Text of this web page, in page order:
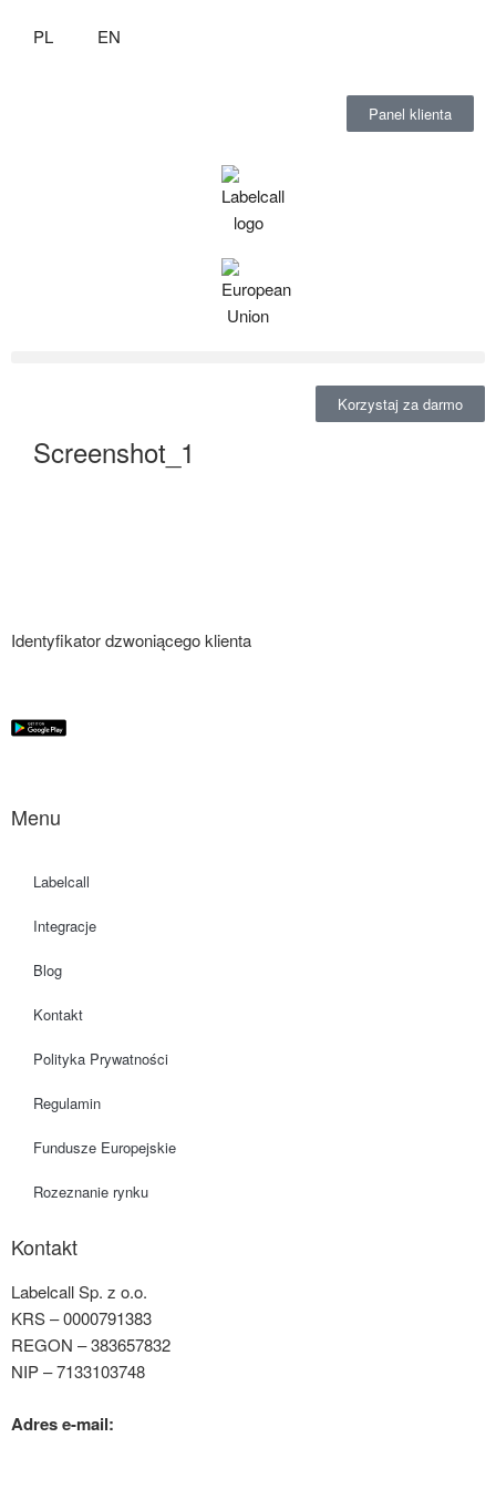
PL EN
Panel klienta
Korzystaj za darmo
Screenshot_1
Identyfikator dzwoniącego klienta
Menu
Labelcall
Integracje
Blog
Kontakt
Polityka Prywatności
Regulamin
Fundusze Europejskie
Rozeznanie rynku
Kontakt
Labelcall Sp. z o.o.
KRS – 0000791383
REGON – 383657832
NIP – 7133103748
Adres e-mail: